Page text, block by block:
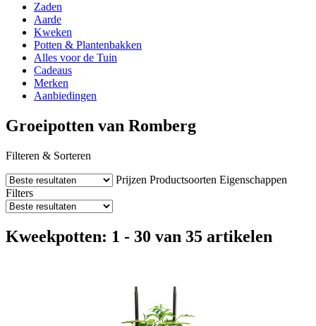
Zaden
Aarde
Kweken
Potten & Plantenbakken
Alles voor de Tuin
Cadeaus
Merken
Aanbiedingen
Groeipotten van Romberg
Filteren & Sorteren
Prijzen Productsoorten Eigenschappen
Filters
Kweekpotten: 1 - 30 van 35 artikelen